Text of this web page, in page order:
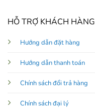
HỖ TRỢ KHÁCH HÀNG
Hướng dẫn đặt hàng
Hướng dẫn thanh toán
Chính sách đổi trả hàng
Chính sách đại lý